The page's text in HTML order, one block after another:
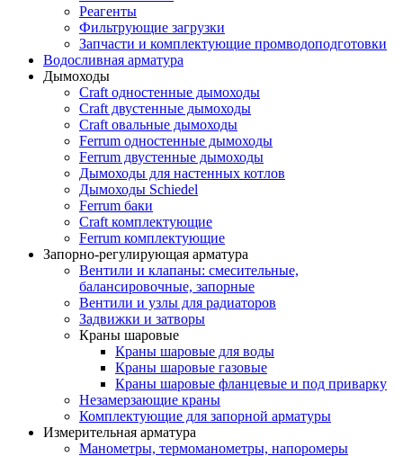
Реагенты
Фильтрующие загрузки
Запчасти и комплектующие промводоподготовки
Водосливная арматура
Дымоходы
Craft одностенные дымоходы
Craft двустенные дымоходы
Craft овальные дымоходы
Ferrum одностенные дымоходы
Ferrum двустенные дымоходы
Дымоходы для настенных котлов
Дымоходы Schiedel
Ferrum баки
Craft комплектующие
Ferrum комплектующие
Запорно-регулирующая арматура
Вентили и клапаны: смесительные,
балансировочные, запорные
Вентили и узлы для радиаторов
Задвижки и затворы
Краны шаровые
Краны шаровые для воды
Краны шаровые газовые
Краны шаровые фланцевые и под приварку
Незамерзающие краны
Комплектующие для запорной арматуры
Измерительная арматура
Манометры, термоманометры, напоромеры